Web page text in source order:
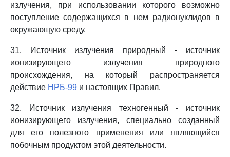
излучения, при использовании которого возможно
поступление содержащихся в нем радионуклидов в
окружающую среду.
31. Источник излучения природный - источник
ионизирующего излучения природного
происхождения, на который распространяется
действие НРБ-99 и настоящих Правил.
32. Источник излучения техногенный - источник
ионизирующего излучения, специально созданный
для его полезного применения или являющийся
побочным продуктом этой деятельности.